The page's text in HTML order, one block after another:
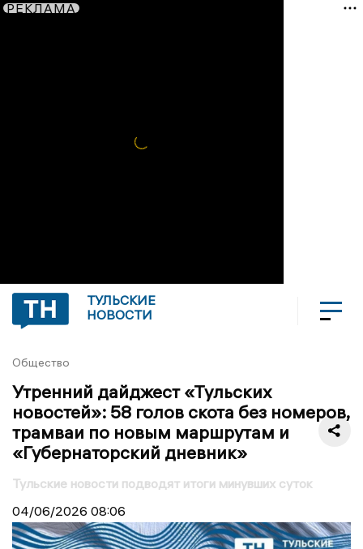
РЕКЛАМА
ТУЛЬСКИЕ
НОВОСТИ
Общество
Утренний дайджест «Тульских
новостей»: 58 голов скота без номеров,
трамваи по новым маршрутам и
«Губернаторский дневник»
Тульские новости подводят итоги минувших суток
04/06/2026 08:06